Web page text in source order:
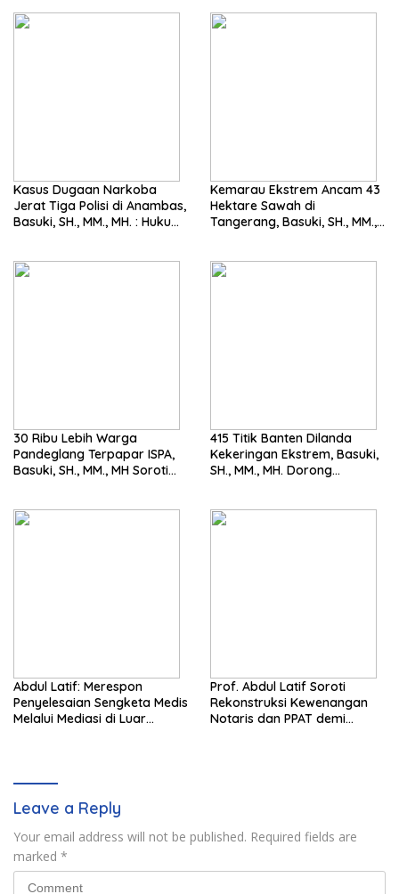
Kasus Dugaan Narkoba
Jerat Tiga Polisi di Anambas,
Basuki, SH., MM., MH. : Hukum
Kemarau Ekstrem Ancam 43
Hektare Sawah di
Tangerang, Basuki, SH., MM.,
30 Ribu Lebih Warga
Pandeglang Terpapar ISPA,
Basuki, SH., MM., MH Soroti
415 Titik Banten Dilanda
Kekeringan Ekstrem, Basuki,
SH., MM., MH. Dorong
Abdul Latif: Merespon
Penyelesaian Sengketa Medis
Melalui Mediasi di Luar
Prof. Abdul Latif Soroti
Rekonstruksi Kewenangan
Notaris dan PPAT demi
Leave a Reply
Your email address will not be published. Required fields are
marked *